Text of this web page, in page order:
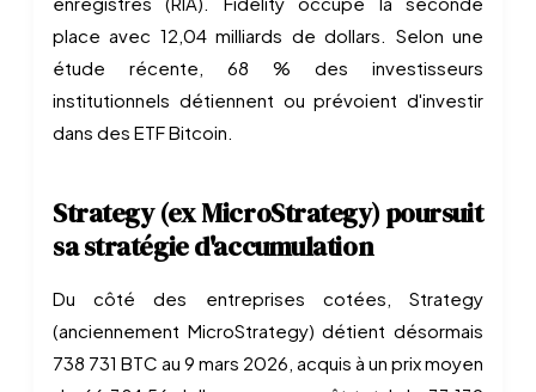
place avec 12,04 milliards de dollars. Selon une
étude récente, 68 % des investisseurs
institutionnels détiennent ou prévoient d'investir
dans des ETF Bitcoin.
Strategy (ex MicroStrategy) poursuit
sa stratégie d'accumulation
Du côté des entreprises cotées, Strategy
(anciennement MicroStrategy) détient désormais
738 731 BTC au 9 mars 2026, acquis à un prix moyen